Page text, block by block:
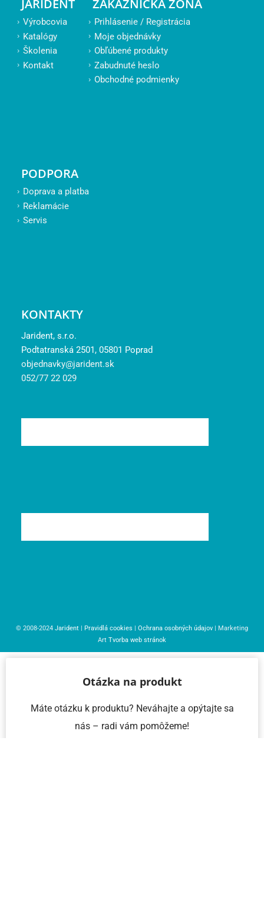
JARIDENT
Výrobcovia
Katalógy
Školenia
Kontakt
ZÁKAZNÍCKA ZÓNA
Prihlásenie / Registrácia
Moje objednávky
Obľúbené produkty
Zabudnuté heslo
Obchodné podmienky
PODPORA
Doprava a platba
Reklamácie
Servis
KONTAKTY
Jarident, s.r.o.
Podtatranská 2501, 05801 Poprad
objednavky@jarident.sk
052/77 22 029
© 2008-2024 Jarident | Pravidlá cookies | Ochrana osobných údajov | Marketing
Art Tvorba web stránok
Otázka na produkt
Máte otázku k produktu? Neváhajte a opýtajte sa
nás – radi vám pomôžeme!